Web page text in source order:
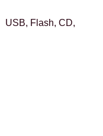
USB, Flash, CD,